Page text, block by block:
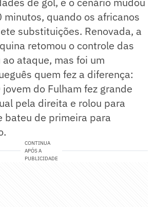
quando os africanos
substituições. Renovada, a
retomou o controle das
ataque, mas foi um
quem fez a diferença:
jovem do Fulham fez grande
pela direita e rolou para
bateu de primeira para
CONTINUA
APÓS A
PUBLICIDADE